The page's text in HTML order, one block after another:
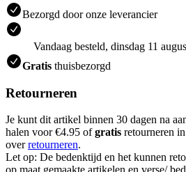
Bezorgd door onze leverancier
Vandaag besteld, dinsdag 11
Gratis thuisbezorgd
Retourneren
Je kunt dit artikel binnen 30 dagen na
halen voor €4.95 ofgratis retourneren
overretourneren.
Let op: De bedenktijd en het kunnen